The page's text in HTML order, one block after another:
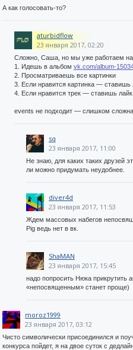
А как голосовать-то?
aturbidflow
23 января 2017, 02:20
Сложно, Саша, но мы уже работаем
1. Идешь в альбом vk.com/album-
2. Просматриваешь все картинки
3. Если нравится картинка — ставишь
4. Если нравится трек — ставишь
events не подходит — слишком
sq
23 января 2017, 11:00
Не знаю, для каких таких друзей
ли можно придумать неудобнее.
diver4d
23 января 2017, 11:53
Ждем массовых набегов
Pig ведь нет в вк.
ShaMAN
23 января 2017, 15:45
надо попросить Нюка прикрутить
«непосвященным» станет проще)
moroz1999
23 января 2017, 03:12
Чисто символически присоединился и
конкурса пойдет, я на двое суток с